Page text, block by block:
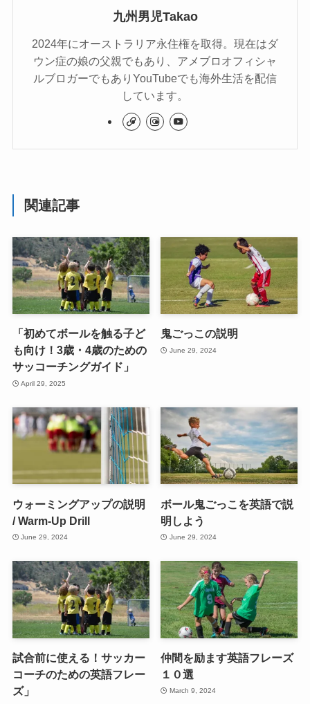
九州男児Takao
2024年にオーストラリア永住権を取得。現在はダ
ウン症の娘の父親でもあり、アメブロオフィシャ
ルブロガーでもありYouTubeでも海外生活を配信
しています。
関連記事
「初めてボールを触る子ど
も向け！3歳・4歳のための
サッコーチングガイド」
April 29, 2025
鬼ごっこの説明
June 29, 2024
ウォーミングアップの説明
/ Warm-Up Drill
June 29, 2024
ボール鬼ごっこを英語で説
明しよう
June 29, 2024
試合前に使える！サッカー
コーチのための英語フレー
ズ」
仲間を励ます英語フレーズ
１０選
March 9, 2024